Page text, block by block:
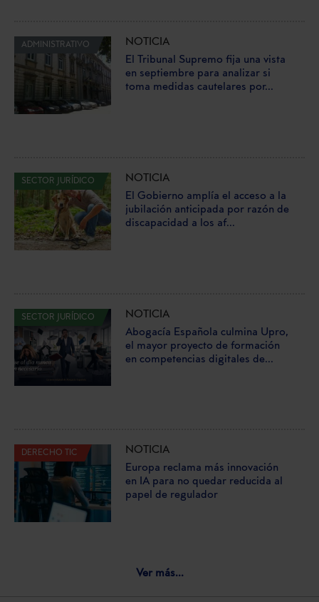
ADMINISTRATIVO
NOTICIA
El Tribunal Supremo fija una vista
en septiembre para analizar si
toma medidas cautelares por...
SECTOR JURÍDICO
NOTICIA
El Gobierno amplía el acceso a la
jubilación anticipada por razón de
discapacidad a los af...
SECTOR JURÍDICO
NOTICIA
Abogacía Española culmina Upro,
el mayor proyecto de formación
en competencias digitales de...
DERECHO TIC
NOTICIA
Europa reclama más innovación
en IA para no quedar reducida al
papel de regulador
Ver más...